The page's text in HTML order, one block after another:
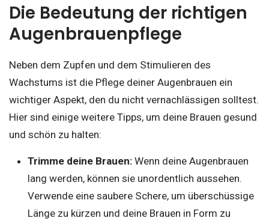
Die Bedeutung der richtigen
Augenbrauenpflege
Neben dem Zupfen und dem Stimulieren des
Wachstums ist die Pflege deiner Augenbrauen ein
wichtiger Aspekt, den du nicht vernachlässigen solltest.
Hier sind einige weitere Tipps, um deine Brauen gesund
und schön zu halten:
Trimme deine Brauen:Wenn deine Augenbrauen
lang werden, können sie unordentlich aussehen.
Verwende eine saubere Schere, um überschüssige
Länge zu kürzen und deine Brauen in Form zu